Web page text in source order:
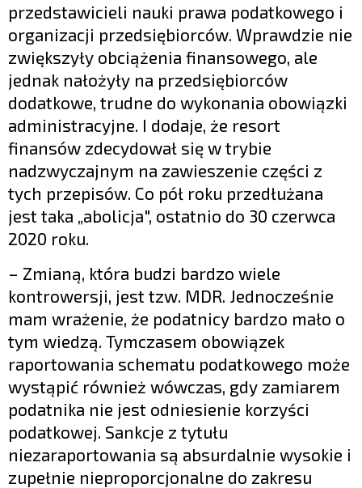
przedstawicieli nauki prawa podatkowego i
organizacji przedsiębiorców. Wprawdzie nie
zwiększyły obciążenia finansowego, ale
jednak nałożyły na przedsiębiorców
dodatkowe, trudne do wykonania obowiązki
administracyjne. I dodaje, że resort
finansów zdecydował się w trybie
nadzwyczajnym na zawieszenie części z
tych przepisów. Co pół roku przedłużana
jest taka „abolicja", ostatnio do 30 czerwca
2020 roku.
– Zmianą, która budzi bardzo wiele
kontrowersji, jest tzw. MDR. Jednocześnie
mam wrażenie, że podatnicy bardzo mało o
tym wiedzą. Tymczasem obowiązek
raportowania schematu podatkowego może
wystąpić również wówczas, gdy zamiarem
podatnika nie jest odniesienie korzyści
podatkowej. Sankcje z tytułu
niezaraportowania są absurdalnie wysokie i
zupełnie nieproporcjonalne do zakresu